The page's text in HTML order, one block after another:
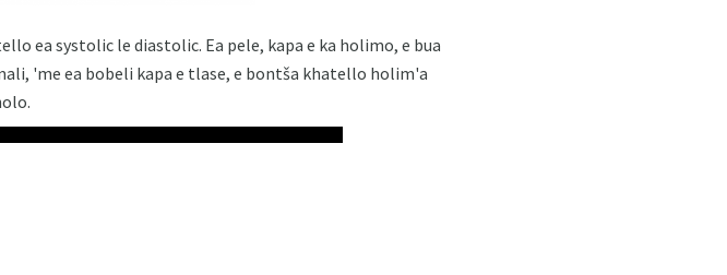
ea systolic le diastolic. Ea pele, kapa e ka holimo, e bua
'me ea bobeli kapa e tlase, e bontša khatello holim'a